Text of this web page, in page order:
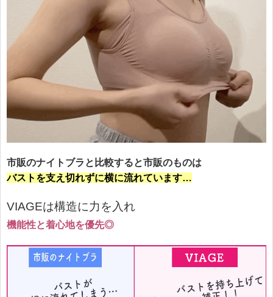
市販のナイトブラと比較すると市販のものは
バストを支え切れずに横に流れています…
VIAGEは構造に力を入れ
機能性と着心地を優先◎